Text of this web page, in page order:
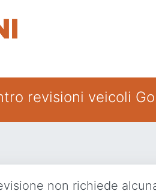
revisioni veicoli
non richiede